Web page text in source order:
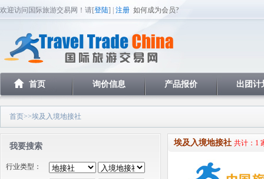
欢迎访问国际旅游交易网！请[登陆] | 注册 如何成为会员?
首页 询价信息 产品报价 出团计
首页>>埃及入境地接社
我要搜索
行业类型：
埃及入境地接社 共计：1